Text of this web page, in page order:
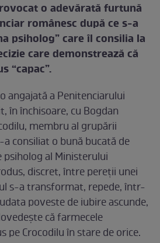
o adevărată furtună
românesc după ce s-a
psiholog” care îl consilia la
care demonstrează că
“capac”.
angajată a Penitenciarului
în închisoare, cu Bogdan
membru al grupării
consiliat o bună bucată de
al Ministerului
discret, între pereții unei
s-a transformat, repede, într-
poveste de iubire ascunde,
că farmecele
pe Crocodilu în stare de orice.